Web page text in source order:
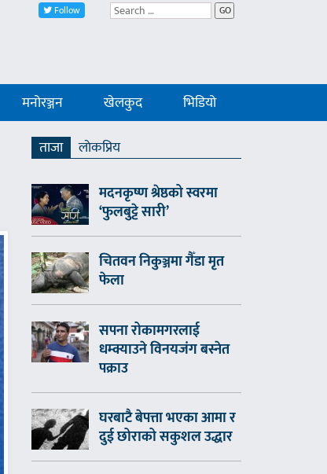
Follow GO
मनोरञ्जन खेलकुद भिडियो
ताजा
लाेकप्रिय
मदनकृष्ण श्रेष्ठको स्वरमा
‘फुलबुट्टे सारी’
चितवन निकुञ्जमा गैँडा मृत
फेला
सपना रोकामगरलाई
धम्क्याउने विनयजंग बस्नेत
पक्राउ
घरबाटै बेपत्ता भएका आमा र
दुई छोराको सकुशल उद्धार